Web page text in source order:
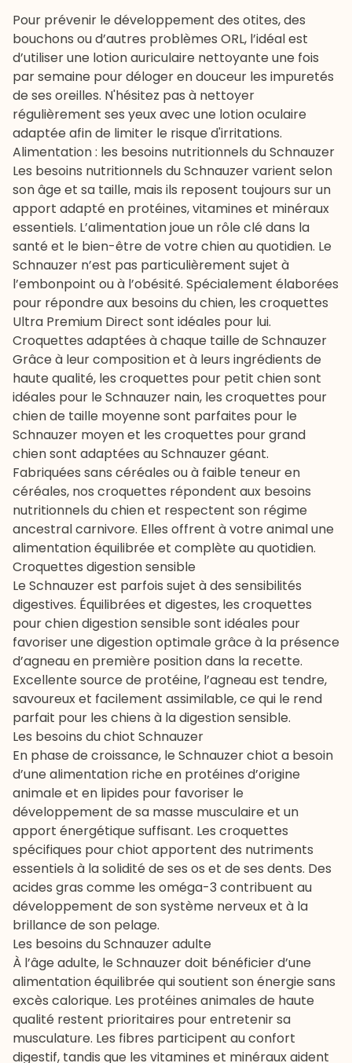
Pour prévenir le développement des otites, des
bouchons ou d’autres problèmes ORL, l’idéal est
d’utiliser une lotion auriculaire nettoyante une fois
par semaine pour déloger en douceur les impuretés
de ses oreilles. N'hésitez pas à nettoyer
régulièrement ses yeux avec une lotion oculaire
adaptée afin de limiter le risque d'irritations.
Alimentation : les besoins nutritionnels du Schnauzer
Les besoins nutritionnels du Schnauzer varient selon
son âge et sa taille, mais ils reposent toujours sur un
apport adapté en protéines, vitamines et minéraux
essentiels. L’alimentation joue un rôle clé dans la
santé et le bien-être de votre chien au quotidien. Le
Schnauzer n’est pas particulièrement sujet à
l’embonpoint ou à l’obésité. Spécialement élaborées
pour répondre aux besoins du chien, les croquettes
Ultra Premium Direct sont idéales pour lui.
Croquettes adaptées à chaque taille de Schnauzer
Grâce à leur composition et à leurs ingrédients de
haute qualité, les croquettes pour petit chiensont
idéales pour le Schnauzer nain, les croquettes pour
chien de taille moyenne sont parfaites pour le
Schnauzer moyen et les croquettes pour grand
chiensont adaptées au Schnauzer géant.
Fabriquées sans céréales ou à faible teneur en
céréales, nos croquettes répondent aux besoins
nutritionnels du chien et respectent son régime
ancestral carnivore. Elles offrent à votre animal une
alimentation équilibrée et complète au quotidien.
Croquettes digestion sensible
Le Schnauzer est parfois sujet à des sensibilités
digestives. Équilibrées et digestes, les croquettes
pour chien digestion sensible sont idéales pour
favoriser une digestion optimale grâce à la présence
d’agneau en première position dans la recette.
Excellente source de protéine, l’agneau est tendre,
savoureux et facilement assimilable, ce qui le rend
parfait pour les chiens à la digestion sensible.
Les besoins du chiot Schnauzer
En phase de croissance, le Schnauzer chiot a besoin
d’une alimentation riche en protéines d’origine
animale et en lipides pour favoriser le
développement de sa masse musculaire et un
apport énergétique suffisant. Les croquettes
spécifiques pour chiot apportent des nutriments
essentiels à la solidité de ses os et de ses dents. Des
acides gras comme les oméga-3 contribuent au
développement de son système nerveux et à la
brillance de son pelage.
Les besoins du Schnauzer adulte
À l’âge adulte, le Schnauzer doit bénéficier d’une
alimentation équilibrée qui soutient son énergie sans
excès calorique. Les protéines animales de haute
qualité restent prioritaires pour entretenir sa
musculature. Les fibres participent au confort
digestif, tandis que les vitamines et minéraux aident